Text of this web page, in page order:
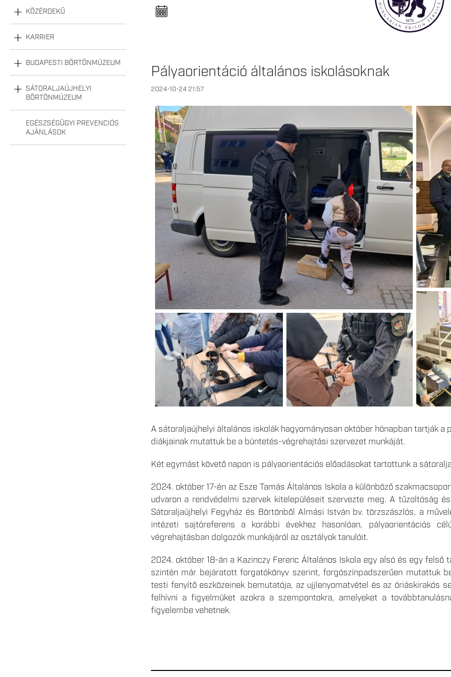
KÖZÉRDEKŰ
KARRIER
BUDAPESTI BÖRTÖNMÚZEUM
SÁTORALJAÚJHELYI
BÖRTÖNMÚZEUM
EGÉSZSÉGÜGYI PREVENCIÓS
AJÁNLÁSOK
e
l
a
Pályaorientáció általános iskolásoknak
2024-10-24 21:57
A sátoraljaújhelyi általános iskolák hagyományosan október hónapban tartják a
diákjainak mutattuk be a büntetés-végrehajtási szervezet munkáját.
Két egymást követő napon is pályaorientációs előadásokat tartottunk a
2024. október 17-én az Esze Tamás Általános Iskola a különböző
udvaron a rendvédelmi szervek kitelepüléseit szervezte meg. A tűzoltóság
Sátoraljaújhelyi Fegyház és Börtönből Almási István bv. törzszászlós, a
intézeti sajtóreferens a korábbi évekhez hasonlóan, pályaorientációs
végrehajtásban dolgozók munkájáról az osztályok tanulóit.
2024. október 18-án a Kazinczy Ferenc Általános Iskola egy alsó és egy
szintén már bejáratott forgatókönyv szerint, forgószínpadszerűen mutattuk
testi fenyítő eszközeinek bemutatója, az ujjlenyomatvétel és az óriáskirakós
felhívni a figyelmüket azokra a szempontokra, amelyeket a
figyelembe vehetnek.